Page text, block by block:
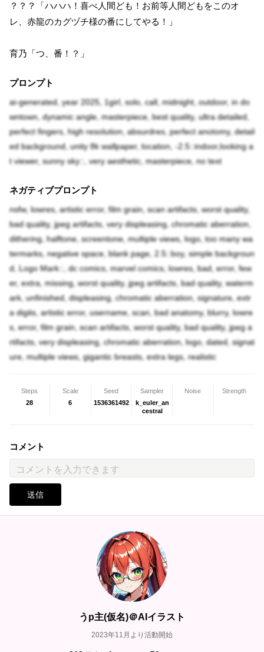
？？？「ハハハ！喜べ人間ども！お前等人間どもをこのオ
レ、赤龍のカグヅチ様の番にしてやる！」
育乃「つ、番！？」
プロンプト
ai-generated, year 2025, 1girl, solo, call, midnight, outdoor, in do
wntown, dynamic angle, masterpiece, best quality, ultra detailed,
perfect fingers, high resolution, absurdres, perfect anotomy, detail
ed background, unity 8k wallpaper, location, -2.5::indoor,looking a
t viewer, sunny sky::, very aesthetic, masterpiece, no text
ネガティブプロンプト
nsfw, lowres, artistic error, film grain, scan artifacts, worst quality,
bad quality, jpeg artifacts, very displeasing, chromatic aberration,
dithering, halftone, screentone, multiple views, logo, too many wa
termarks, negative space, blank page, 2.5::boy, simple backgroun
d, Logo Mark::, dc comics, marvel comics, lowres, bad, error, few
er, extra, missing, worst quality, jpeg artifacts, bad quality, waterm
ark, unfinished, displeasing, chromatic aberration, signature, extr
a digits, artistic error, username, scan, bad anatomy, blurry, lowre
s, error, film grain, scan artifacts, worst quality, bad quality, jpeg a
rtifacts, very displeasing, chromatic aberration, logo, dated, signat
ure, multiple views, gigantic breasts, extra legs, realistic
Steps
28
Scale
6
Seed
1536361492
Sampler
k_euler_an
cestral
Noise Strength
コメント
送信
うp主(仮名)＠AIイラスト
2023年11月より活動開始